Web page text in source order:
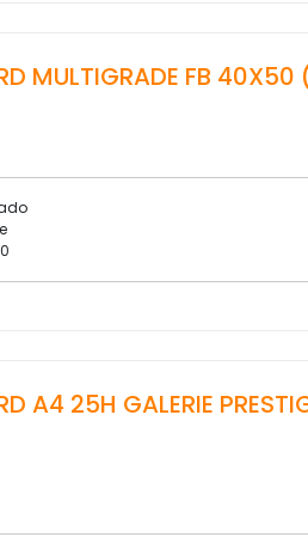
MULTIGRADE FB
A4 25H GALERIE